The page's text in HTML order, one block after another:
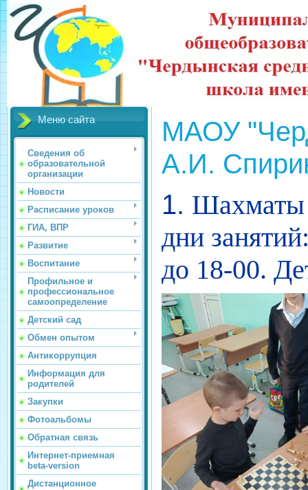
Меню сайта
Сведения об
образовательной
организации
Новости
Расписание уроков
ГИА, ВПР
Развитие
Воспитание
Профильное и
профессиональное
самоопределение
Детский сад
Обмен опытом
Антикоррупция
Информация для
родителей
Закупки
Фотоальбомы
Обратная связь
Интернет-приемная
beta-version
Дистанционное
МАОУ
А.И.
1. Шахматы
дни
до 18-00.